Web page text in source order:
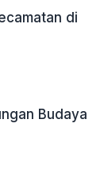
di
Budaya